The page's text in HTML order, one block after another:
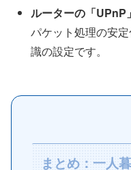
ルーターの「UPnP
パケット処理の安
識の設定です。
まとめ：一人